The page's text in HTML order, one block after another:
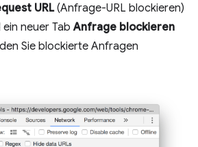
URL(Anfrage-URL blockieren)
ein neuer TabAnfrage blockieren
Sie blockierte Anfragen